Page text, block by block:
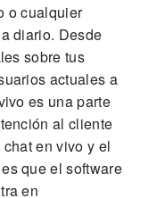
o cualquier
diario. Desde
sobre tus
actuales a
es una parte
al cliente
en vivo y el
que el software
en